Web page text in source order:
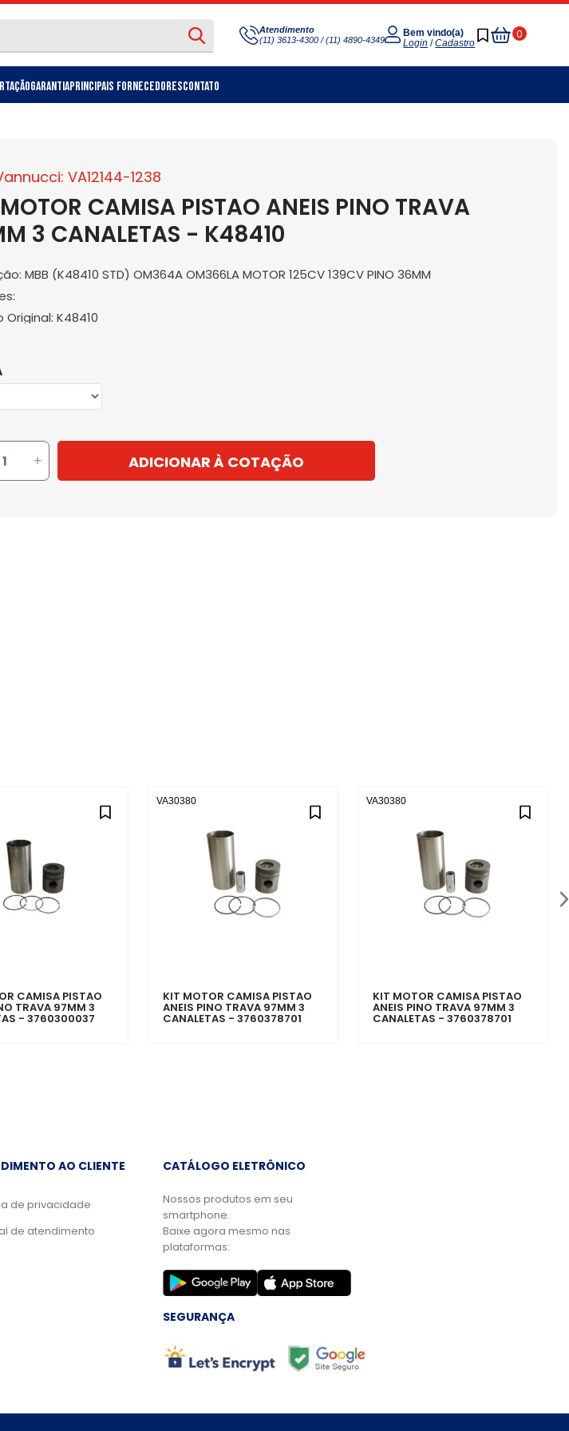
Atendimento
(11) 3613-4300 / (11) 4890-4349
Bem vindo(a)
Login /Cadastro
0
Meu
Carrinho
GarantiaPrincipais FornecedoresContato
VA12144-1238
CAMISA PISTAO ANEIS PINO TRAVA
3 CANALETAS - K48410
MBB (K48410 STD) OM364A OM366LA MOTOR 125CV 139CV PINO 36MM
K48410
+ ADICIONAR À COTAÇÃO
CAMISA PISTAO
TRAVA 97MM 3
- 3760300037
KIT MOTOR CAMISA PISTAO
ANEIS PINO TRAVA 97MM 3
CANALETAS - 3760378701
VA30380
KIT MOTOR CAMISA PISTAO
ANEIS PINO TRAVA 97MM 3
CANALETAS - 3760378701
VA30380
AO CLIENTE
de privacidade
de atendimento
CATÁLOGO ELETRÔNICO
Nossos produtos em seu
smartphone.
Baixe agora mesmo nas
plataformas:
SEGURANÇA